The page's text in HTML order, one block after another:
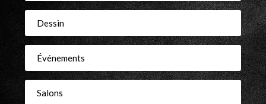
Dessin
Événements
Salons